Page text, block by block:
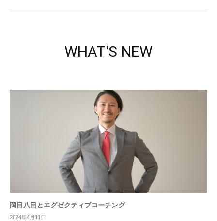
WHAT'S NEW
岡目八目とエグゼクティブコーチング
2024年4月11日